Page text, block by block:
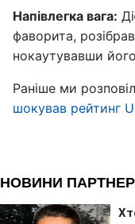
Напівлегка вага:
фаворита,
нокаутувавши
Раніше ми
шокував рейтинг